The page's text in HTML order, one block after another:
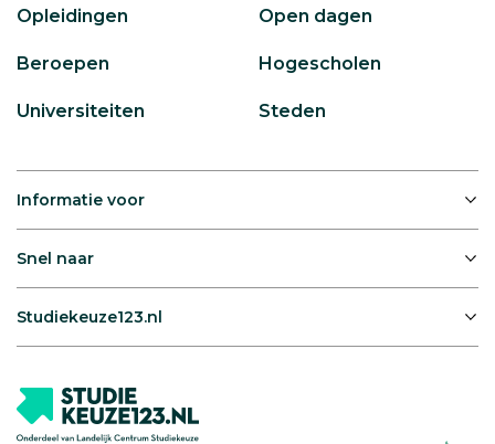
Opleidingen Open dagen
Beroepen Hogescholen
Universiteiten Steden
Informatie voor
Snel naar
Studiekeuze123.nl